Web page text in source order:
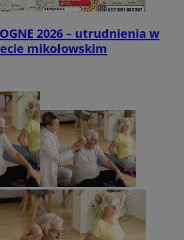
2026 – utrudnienia w
mikołowskim